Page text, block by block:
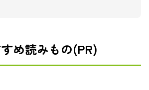
め読みもの(PR)